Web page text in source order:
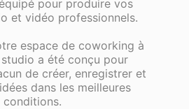
pour produire vos
et vidéo professionnels.
espace de coworking à
a été conçu pour
de créer, enregistrer et
dans les meilleures
conditions.